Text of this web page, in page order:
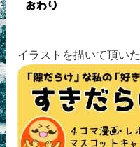
イラストを描いて頂い